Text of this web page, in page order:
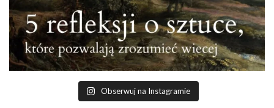
Obserwuj na Instagramie